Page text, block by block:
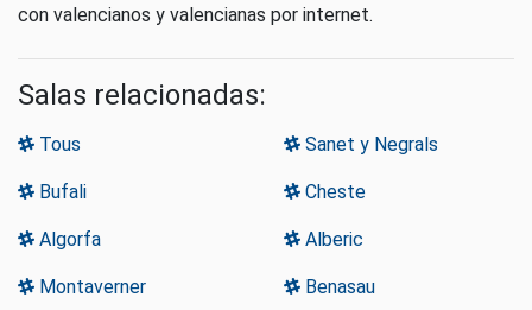
con valencianos y valencianas por internet.
Salas relacionadas:
Tous Sanet y Negrals
Bufali Cheste
Algorfa Alberic
Montaverner Benasau